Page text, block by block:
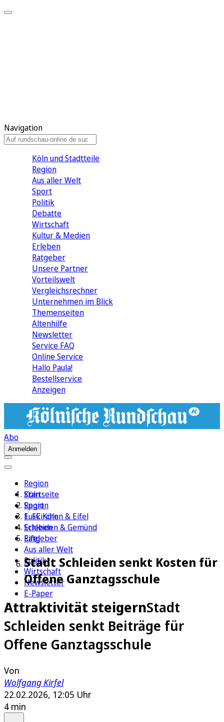
Navigation
Köln und Stadtteile
Region
Aus aller Welt
Sport
Politik
Debatte
Wirtschaft
Kultur & Medien
Erleben
Ratgeber
Unsere Partner
Vorteilswelt
Vergleichsrechner
Unternehmen im Blick
Themenseiten
Altenhilfe
Newsletter
Service FAQ
Online Service
Hallo Paula!
Bestellservice
Anzeigen
Abo
Anmelden
Region
Köln
Sport
1. FC Köln
Erleben
Ratgeber
Aus aller Welt
Politik
Wirtschaft
Newsletter
E-Paper
Startseite
Region
Euskirchen & Eifel
Schleiden & Gemünd
Eifel
Stadt Schleiden senkt Kosten für
Offene Ganztagsschule
Attraktivität steigernStadt
Schleiden senkt Beiträge für
Offene Ganztagsschule
Von
Wolfgang Kirfel
22.02.2026, 12:05 Uhr
4 min